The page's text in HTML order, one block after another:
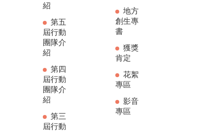
紹
第五
屆行動
團隊介
紹
第四
屆行動
團隊介
紹
第三
屆行動
地方
創生專
書
獲獎
肯定
花絮
專區
影音
專區